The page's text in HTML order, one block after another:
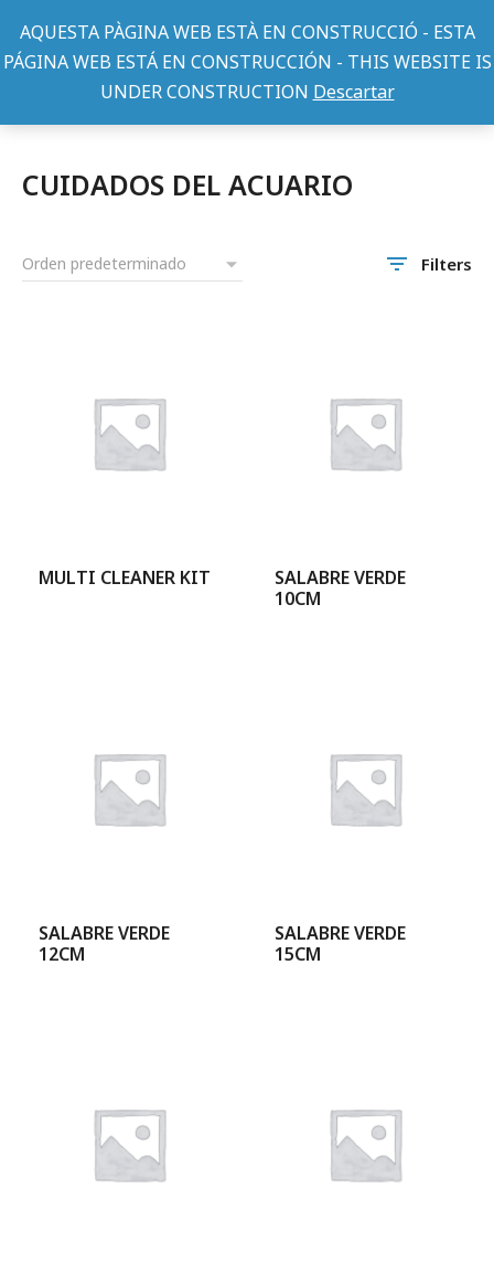
AQUESTA PÀGINA WEB ESTÀ EN CONSTRUCCIÓ - ESTA
PÁGINA WEB ESTÁ EN CONSTRUCCIÓN - THIS WEBSITE IS
UNDER CONSTRUCTION Descartar
CUIDADOS DEL ACUARIO
Filters
MULTI CLEANER KIT
SALABRE VERDE
10CM
SALABRE VERDE
12CM
SALABRE VERDE
15CM